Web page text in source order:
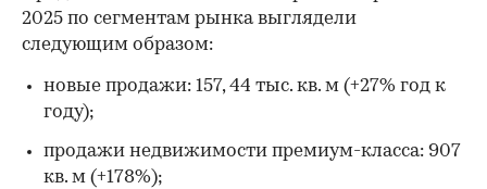
2025 по сегментам рынка выглядели
следующим образом:
новые продажи: 157, 44 тыс. кв. м (+27% год к
году);
продажи недвижимости премиум-класса: 907
кв. м (+178%);